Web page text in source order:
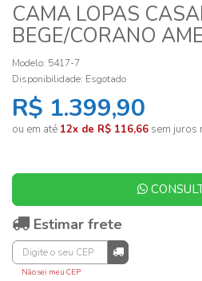
CAMA LOPAS
BEGE/CORANO
Modelo: 5417-7
Disponibilidade: Esgotado
R$ 1.399,90
ou em até 12x de R$ 116,66 sem juros
Estimar frete
Não sei meu CEP